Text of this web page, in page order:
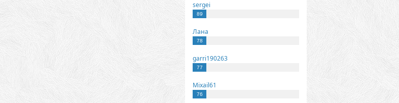
sergei
89
Лана
78
garri190263
77
Mixail61
76